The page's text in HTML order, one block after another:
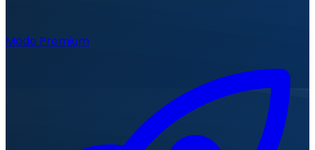
Mode Premium